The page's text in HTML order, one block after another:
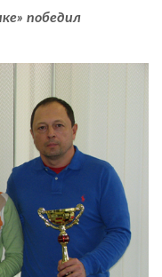
победил